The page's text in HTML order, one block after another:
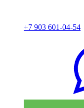
+7 903 601-04-54